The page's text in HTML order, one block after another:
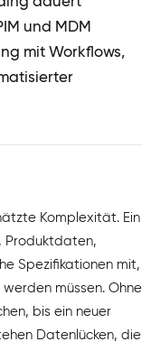
und MDM
mit Workflows,
Komplexität. Ein
Produktdaten,
Spezifikationen mit,
müssen. Ohne
bis ein neuer
Datenlücken, die